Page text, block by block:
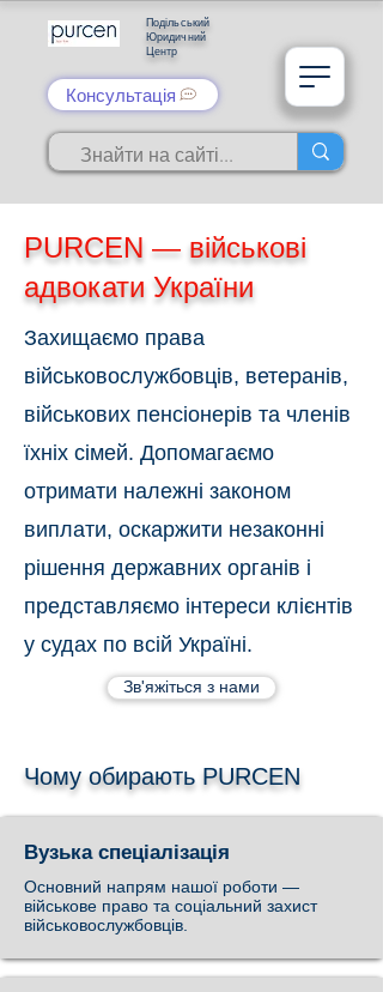
Подільський
Юридичний
Центр
Консультація
PURCEN — військові
адвокати України
Захищаємо права
військовослужбовців, ветеранів,
військових пенсіонерів та членів
їхніх сімей. Допомагаємо
отримати належні законом
виплати, оскаржити незаконні
рішення державних органів і
представляємо інтереси клієнтів
у судах по всій Україні.
Зв'яжіться з нами
Чому обирають PURCEN
Вузька спеціалізація
Основний напрям нашої роботи —
військове право та соціальний захист
військовослужбовців.